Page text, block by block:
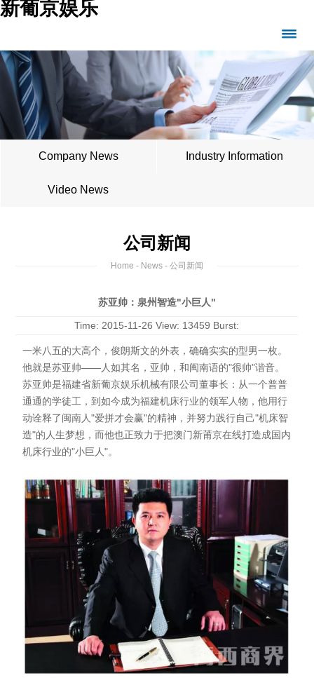
新葡京娱乐
Company News Industry Information
Video News
公司新闻
Home - News - 公司新闻
苏亚帅：泉州智造"小巨人"
Time: 2015-11-26 View: 13459 Burst:
一米八五的大高个，俊朗斯文的外表，确确实实的型男一枚。
他就是苏亚帅——人如其名，亚帅，和闽南语的"很帅"谐音。
苏亚帅是福建省新葡京娱乐机械有限公司董事长：从一个普普
通通的学徒工，到如今成为福建机床行业的领军人物，他用行
动诠释了闽南人"爱拼才会赢"的精神，并努力践行自己"机床智
造"的人生梦想，而他也正致力于把澳门新莆京在线打造成国内
机床行业的"小巨人"。